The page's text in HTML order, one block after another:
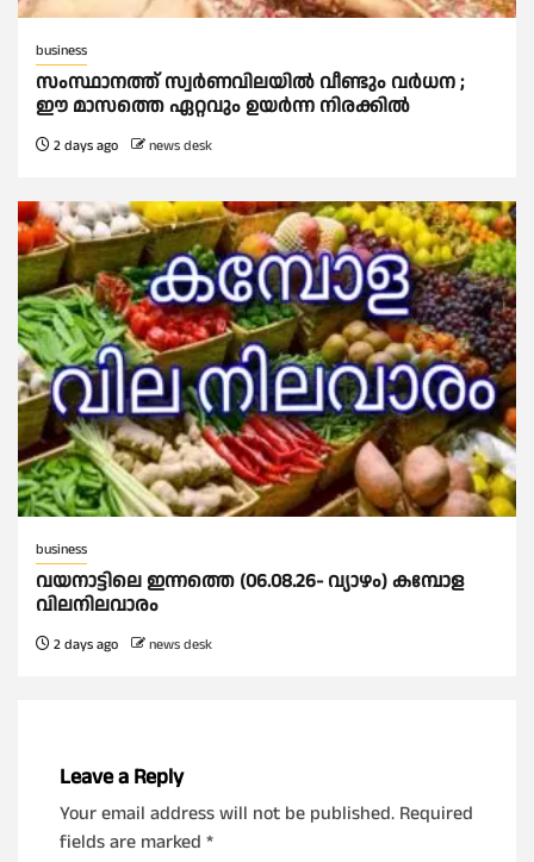
business
സംസ്ഥാനത്ത് സ്വര്‍ണവിലയില്‍ വീണ്ടും വര്‍ധന ;
ഈ മാസത്തെ ഏറ്റവും ഉയര്‍ന്ന നിരക്കില്‍
2 days ago news desk
business
വയനാട്ടിലെ ഇന്നത്തെ (06.08.26- വ്യാഴം) കമ്പോള
വിലനിലവാരം
2 days ago news desk
Leave a Reply
Your email address will not be published. Required
fields are marked *